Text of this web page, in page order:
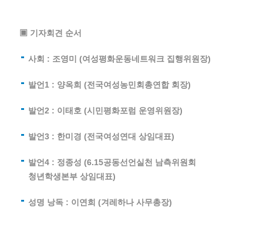
▣ 기자회견 순서
사회 : 조영미 (여성평화운동네트워크 집행위원장)
발언1 : 양옥희 (전국여성농민회총연합 회장)
발언2 : 이태호 (시민평화포럼 운영위원장)
발언3 : 한미경 (전국여성연대 상임대표)
발언4 : 정종성 (6.15공동선언실천 남측위원회
청년학생본부 상임대표)
성명 낭독 : 이연희 (겨레하나 사무총장)